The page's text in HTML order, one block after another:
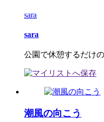
sara
sara
公園で休憩するだけ
潮風の向こう